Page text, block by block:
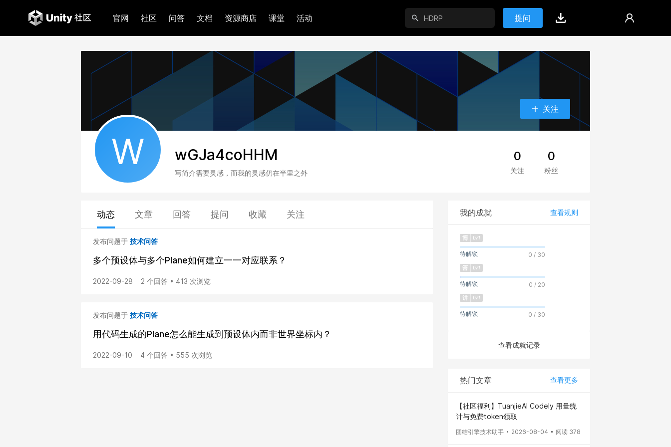
官网 社区 问答 文档 资源商店 课堂 活动 提问
关注
W wGJa4coHHM
写简介需要灵感，而我的灵感仍在半里之外
0
关注
0
粉丝
动态 文章 回答 提问 收藏 关注
发布问题于 技术问答
多个预设体与多个Plane如何建立一一对应联系？
2022-09-28 2 个回答 • 413 次浏览
发布问题于 技术问答
用代码生成的Plane怎么能生成到预设体内而非世界坐标内？
2022-09-10 4 个回答 • 555 次浏览
我的成就 查看规则
待解锁 0 / 30
待解锁 0 / 20
待解锁 0 / 30
查看成就记录
热门文章 查看更多
【社区福利】TuanjieAI Codely 用量统
计与免费token领取
团结引擎技术助手 2026-08-04 阅读 378